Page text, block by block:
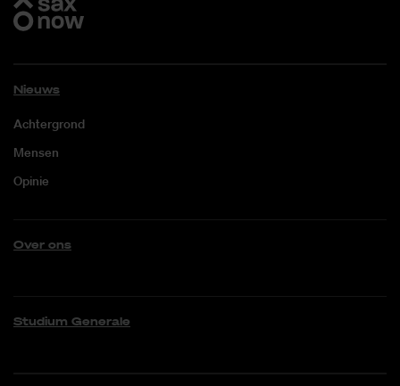
Nieuws
Achtergrond
Mensen
Opinie
Over ons
Studium Generale